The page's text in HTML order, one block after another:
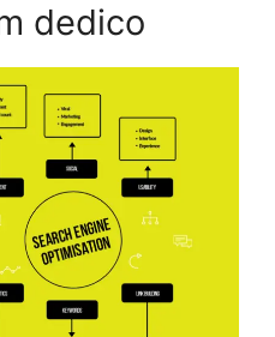
dedico